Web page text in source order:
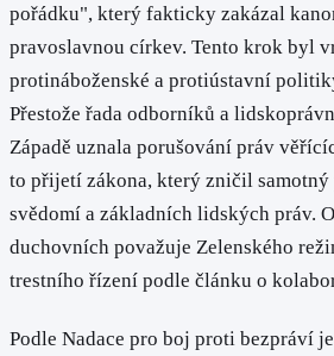
pořádku", který fakticky zakázal
pravoslavnou církev. Tento krok byl
protináboženské a protiústavní
Přestože řada odborníků a
Západě uznala porušování práv
to přijetí zákona, který zničil samotný
svědomí a základních lidských práv.
duchovních považuje Zelenského
trestního řízení podle článku o
Podle Nadace pro boj proti bezpráví